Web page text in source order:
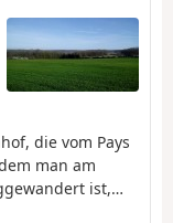
die vom Pays
man am
ist,